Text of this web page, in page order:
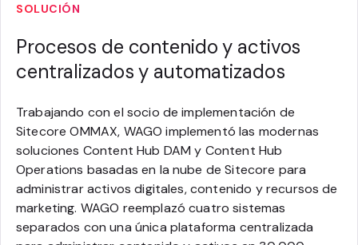
SOLUCIÓN
Procesos de contenido y activos
centralizados y automatizados
Trabajando con el socio de implementación de
Sitecore OMMAX, WAGO implementó las modernas
soluciones Content Hub DAM y Content Hub
Operations basadas en la nube de Sitecore para
administrar activos digitales, contenido y recursos de
marketing. WAGO reemplazó cuatro sistemas
separados con una única plataforma centralizada